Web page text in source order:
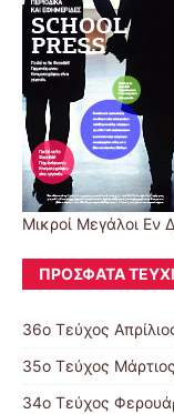
Μικροί Μεγάλοι Εν
ΠΡΌΣΦΑΤΑ
36ο Τεύχος
35ο Τεύχος
34ο Τεύχος